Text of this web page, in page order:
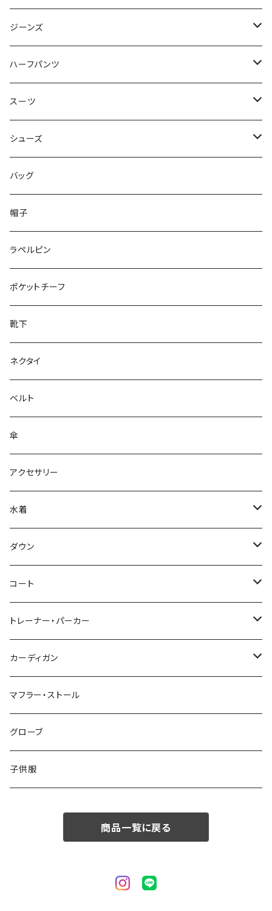
50/XL～
48/L
50/XL～
46/M
48/L
50/XL～
～44/S
46/M
48/L
50/XL～
ジーンズ
～44/S
46/M
48/L
50/XL～
ハーフパンツ
～44/S
46/M
48/L
50/XL～
スーツ
～44/S
46/M
48/L
50/XL～
シューズ
～25.5cm
26cm～
27cm～
28cm～
バッグ
帽子
ラペルピン
ポケットチーフ
靴下
ネクタイ
ベルト
傘
アクセサリー
水着
～44/S
46/M
48/L
50/XL～
ダウン
～44/S
46/M
48/L
50/XL～
コート
～44/S
46/M
48/L
50/XL～
トレーナー・パーカー
～44/S
46/M
48/L
50/XL～
カーディガン
～44/S
46/M
48/L
マフラー・ストール
グローブ
子供服
商品一覧に戻る